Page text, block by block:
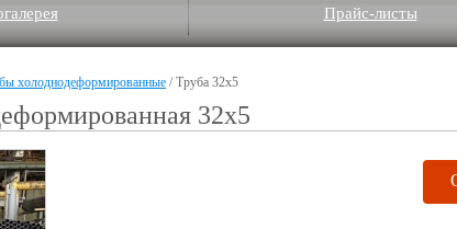
Прайс-листы
холоднодеформированные / Труба 32х5
32х5